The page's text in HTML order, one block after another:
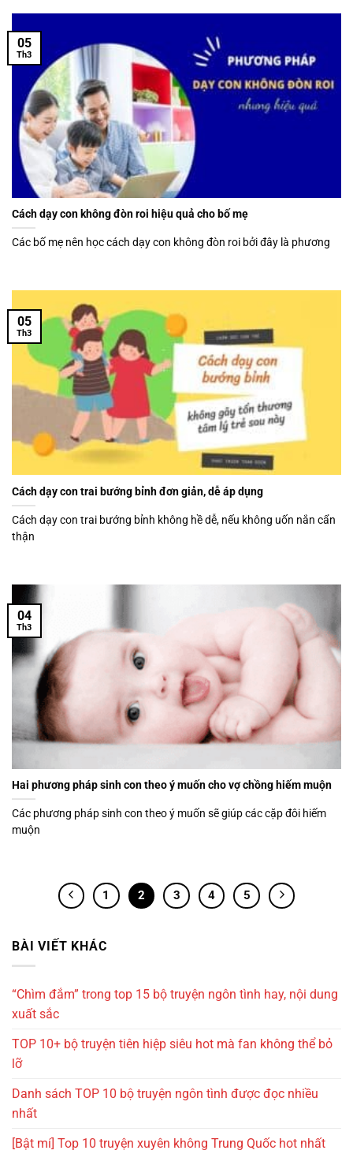
Cách dạy con không đòn roi hiệu quả cho bố mẹ
Các bố mẹ nên học cách dạy con không đòn roi bởi đây là phương
05
Th3
Cách dạy con trai bướng bỉnh đơn giản, dễ áp dụng
Cách dạy con trai bướng bỉnh không hề dễ, nếu không uốn nắn cẩn
thận
05
Th3
Hai phương pháp sinh con theo ý muốn cho vợ chồng hiếm muộn
Các phương pháp sinh con theo ý muốn sẽ giúp các cặp đôi hiếm
muộn
04
Th3
1 2 3 4 5
BÀI VIẾT KHÁC
“Chìm đắm” trong top 15 bộ truyện ngôn tình hay, nội dung
xuất sắc
TOP 10+ bộ truyện tiên hiệp siêu hot mà fan không thể bỏ
lỡ
Danh sách TOP 10 bộ truyện ngôn tình được đọc nhiều
nhất
[Bật mí] Top 10 truyện xuyên không Trung Quốc hot nhất